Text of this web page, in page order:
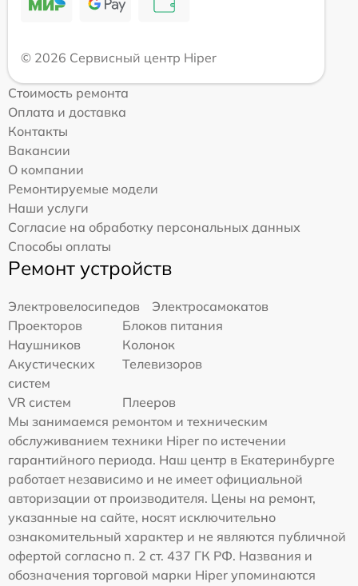
© 2026 Сервисный центр Hiper
Стоимость ремонта
Оплата и доставка
Контакты
Вакансии
О компании
Ремонтируемые модели
Наши услуги
Согласие на обработку персональных данных
Способы оплаты
Ремонт устройств
Электровелосипедов
Электросамокатов
Проекторов
Блоков питания
Наушников
Колонок
Акустических
систем
Телевизоров
VR систем
Плееров
Мы занимаемся ремонтом и техническим
обслуживанием техники Hiper по истечении
гарантийного периода. Наш центр в Екатеринбурге
работает независимо и не имеет официальной
авторизации от производителя. Цены на ремонт,
указанные на сайте, носят исключительно
ознакомительный характер и не являются публичной
офертой согласно п. 2 ст. 437 ГК РФ. Названия и
обозначения торговой марки Hiper упоминаются